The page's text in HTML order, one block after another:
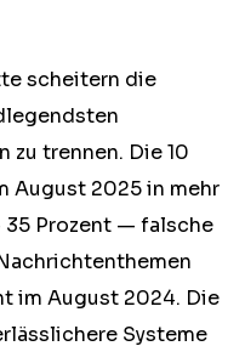
scheitern die
zu trennen. Die 10
August 2025 in mehr
Prozent — falsche
im August 2024. Die
Systeme